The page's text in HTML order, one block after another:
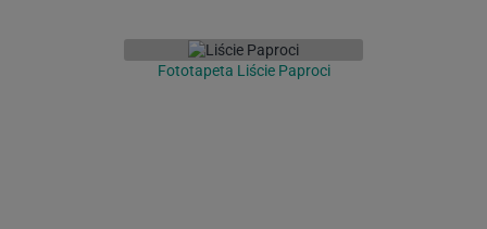
Fototapeta Liście Paproci